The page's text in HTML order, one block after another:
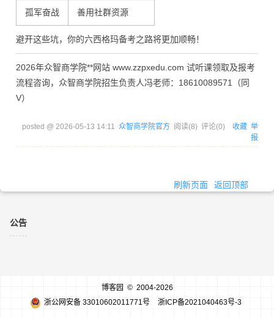
孤军奋战 善用社群资源
避开这些坑，你的六西格玛备考之路将更加顺畅！
2026年众智商学院**网站 www.zzpxedu.com 试听课领取及报考
流程咨询，众智商学院招生负责人冯老师：18610089571（同
V）
posted @ 2026-05-13 14:11 众智商学院官方 阅读(8) 评论(0) 收藏 举
报
刷新页面 返回顶部
公告
博客园 © 2004-2026
浙公网安备 33010602011771号
浙ICP备2021040463号-3